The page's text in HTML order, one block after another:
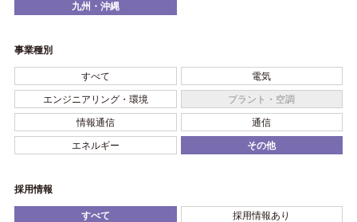
九州・沖縄
事業種別
すべて 電気
エンジニアリング・環境 プラント・空調
情報通信 通信
エネルギー その他
採用情報
すべて 採用情報あり